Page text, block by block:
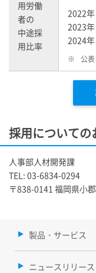
用労働
者の
中途採
用比率
2022
2023
2024
※ 公
採用についての
人事部人材開発課
TEL: 03-6834-0294
〒838-0141 福岡県小
製品・サービス
ニュースリリース